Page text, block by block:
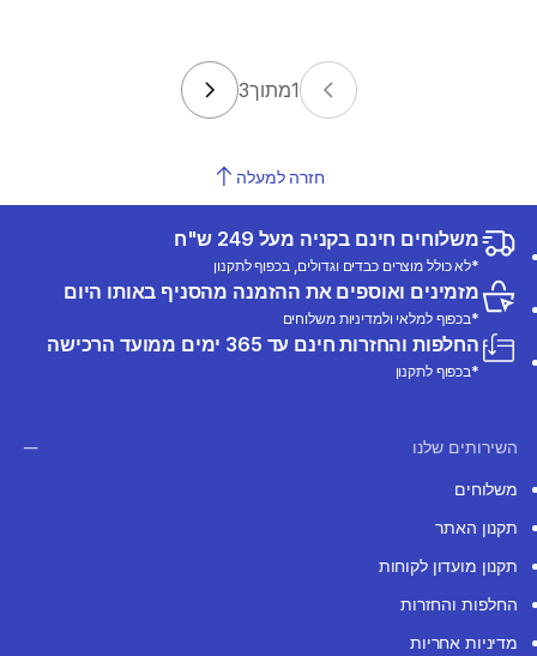
1מתוך3
חזרה למעלה
משלוחים חינם בקניה מעל 249 ש"ח
*לא כולל מוצרים כבדים וגדולים, בכפוף לתקנון
מזמינים ואוספים את ההזמנה מהסניף באותו היום
*בכפוף למלאי ולמדיניות משלוחים
החלפות והחזרות חינם עד 365 ימים ממועד הרכישה
*בכפוף לתקנון
השירותים שלנו
משלוחים
תקנון האתר
תקנון מועדון לקוחות
החלפות והחזרות
מדיניות אחריות